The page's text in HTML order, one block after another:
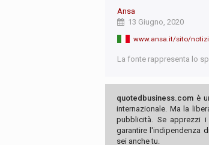
Ansa
13 Giugno, 2020
La fonte rappresenta lo
quotedbusiness.com è
internazionale. Ma la
pubblicità. Se apprezzi
garantire l'indipendenza
sei anche tu.